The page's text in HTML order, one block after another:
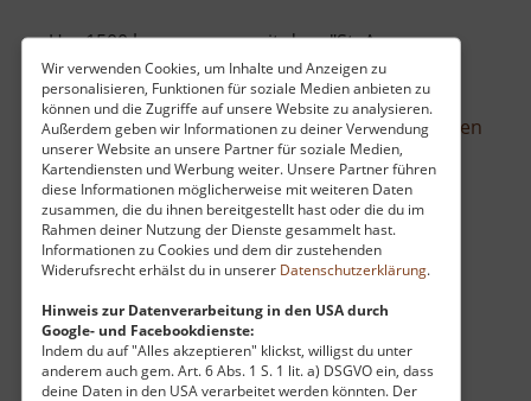
Wir verwenden Cookies, um Inhalte und Anzeigen zu
personalisieren, Funktionen für soziale Medien anbieten zu
können und die Zugriffe auf unsere Website zu analysieren.
Außerdem geben wir Informationen zu deiner Verwendung
unserer Website an unsere Partner für soziale Medien,
Kartendiensten und Werbung weiter. Unsere Partner führen
diese Informationen möglicherweise mit weiteren Daten
zusammen, die du ihnen bereitgestellt hast oder die du im
Rahmen deiner Nutzung der Dienste gesammelt hast.
Informationen zu Cookies und dem dir zustehenden
Widerufsrecht erhälst du in unserer Datenschutzerklärung.
Hinweis zur Datenverarbeitung in den USA durch
Google- und Facebookdienste:
Indem du auf "Alles akzeptieren" klickst, willigst du unter
anderem auch gem. Art. 6 Abs. 1 S. 1 lit. a) DSGVO ein, dass
deine Daten in den USA verarbeitet werden könnten. Der
Um 1500 begann man mit dem "St. Annen
Stollen", welcher der heutige Markus-Röhling-
Stolln ist. Den Haupterzgang entdeckte man
1733. Dort erfolgte der Abbau bis .. »weiterlesen
Sägemühle Neubert
Mittelschmiedeberg / Mittleres Erzgebirge
aktuell vom 12.04.2026 / Zugriffe: 33911
11 km vom aktuellen Standort